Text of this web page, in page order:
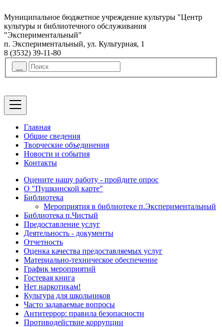
Муниципальное бюджетное учреждение культуры "Центр
культуры и библиотечного обслуживания
"Экспериментальный"
п. Экспериментальный, ул. Культурная, 1
8 (3532) 39-11-80
Главная
Общие сведения
Творческие объединения
Новости и события
Контакты
Оцените нашу работу - пройдите опрос
О "Пушкинской карте"
Библиотека
Мероприятия в библиотеке п.Экспериментальный
Библиотека п.Чистый
Предоставление услуг
Деятельность - документы
Отчетность
Оценка качества предоставляемых услуг
Материально-техническое обеспечение
График мероприятий
Гостевая книга
Нет наркотикам!
Культура для школьников
Часто задаваемые вопросы
Антитеррор: правила безопасности
Противодействие коррупции